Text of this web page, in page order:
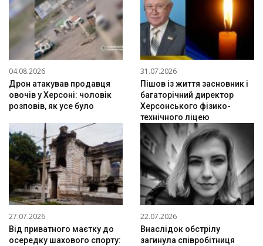
04.08.2026
Дрон атакував продавця
овочів у Херсоні: чоловік
розповів, як усе було
31.07.2026
Пішов із життя засновник і
багаторічний директор
Херсонського фізико-
технічного ліцею
27.07.2026
Від приватного маєтку до
осередку шахового спорту:
22.07.2026
Внаслідок обстрілу
загинула співробітниця